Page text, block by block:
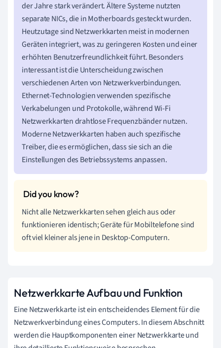
der Jahre stark verändert. Ältere Systeme nutzten
separate NICs, die in Motherboards gesteckt wurden.
Heutzutage sind Netzwerkkarten meist in modernen
Geräten integriert, was zu geringeren Kosten und einer
erhöhten Benutzerfreundlichkeit führt. Besonders
interessant ist die Unterscheidung zwischen
verschiedenen Arten von Netzwerkverbindungen.
Ethernet-Technologien verwenden spezifische
Verkabelungen und Protokolle, während Wi-Fi
Netzwerkkarten drahtlose Frequenzbänder nutzen.
Moderne Netzwerkkarten haben auch spezifische
Treiber, die es ermöglichen, dass sie sich an die
Einstellungen des Betriebssystems anpassen.
Nicht alle Netzwerkkarten sehen gleich aus oder
funktionieren identisch; Geräte für Mobiltelefone sind
oft viel kleiner als jene in Desktop-Computern.
Netzwerkkarte Aufbau und Funktion
Eine Netzwerkkarte ist ein entscheidendes Element für die
Netzwerkverbindung eines Computers. In diesem Abschnitt
werden die Hauptkomponenten einer Netzwerkkarte und